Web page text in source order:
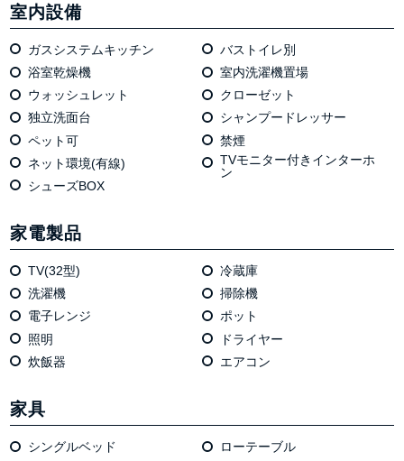
室内設備
ガスシステムキッチン
バストイレ別
浴室乾燥機
室内洗濯機置場
ウォッシュレット
クローゼット
独⽴洗⾯台
シャンプードレッサー
ペット可
禁煙
ネット環境(有線)
TVモニター付きインターホ
ン
シューズBOX
家電製品
TV(32型)
冷蔵庫
洗濯機
掃除機
電⼦レンジ
ポット
照明
ドライヤー
炊飯器
エアコン
家具
シングルベッド
ローテーブル